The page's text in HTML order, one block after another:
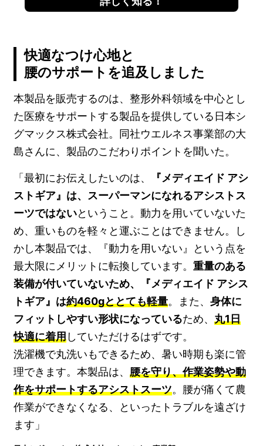
快適なつけ心地と
腰のサポートを追及しました
本製品を販売するのは、整形外科領域を中心とし
た医療をサポートする製品を提供している日本シ
グマックス株式会社。同社ウエルネス事業部の大
島さんに、製品のこだわりポイントを聞いた。
「最初にお伝えしたいのは、
『メディエイド アシ
ストギア』は、スーパーマンになれるアシストス
ーツではないということ。動力を用いていないた
め、重いものを軽々と運ぶことはできません。し
かし本製品では、『動力を用いない』という点を
最大限にメリットに転換しています。重量のある
装備が付いていないため、『メディエイド アシス
トギア』は約460gととても軽量。また、身体に
フィットしやすい形状になっているため、丸1日
快適に着用していただけるはずです。
洗濯機で丸洗いもできるため、暑い時期も楽に管
理できます。本製品は、腰を守り、作業姿勢や動
作をサポートするアシストスーツ。腰が痛くて農
作業ができなくなる、といったトラブルを遠ざけ
ます」